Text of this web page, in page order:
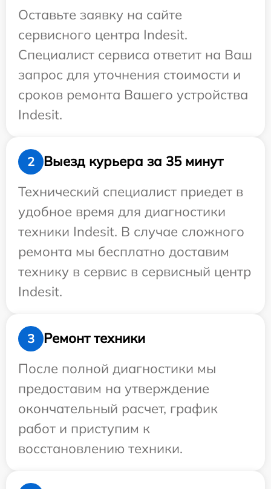
Оставьте заявку на сайте
сервисного центра Indesit.
Специалист сервиса ответит на Ваш
запрос для уточнения стоимости и
сроков ремонта Вашего устройства
Indesit.
2
Выезд курьера за 35 минут
Технический специалист приедет в
удобное время для диагностики
техники Indesit. В случае сложного
ремонта мы бесплатно доставим
технику в сервис в сервисный центр
Indesit.
3
Ремонт техники
После полной диагностики мы
предоставим на утверждение
окончательный расчет, график
работ и приступим к
восстановлению техники.